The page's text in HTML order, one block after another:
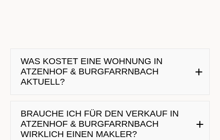
WAS KOSTET EINE WOHNUNG IN
ATZENHOF & BURGFARRNBACH
AKTUELL?
BRAUCHE ICH FÜR DEN VERKAUF IN
ATZENHOF & BURGFARRNBACH
WIRKLICH EINEN MAKLER?